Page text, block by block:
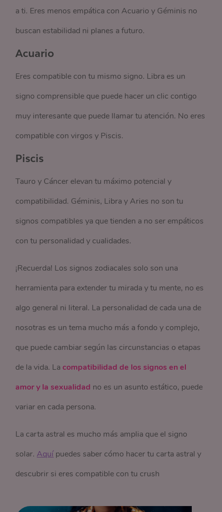
a ti. Eres menos empática con Acuario y Géminis no
buscan estabilidad ni planes a futuro.
Acuario
Eres compatible con tu mismo signo. Libra es un
signo comprensible que puede hacer un clic contigo
muy interesante que puede llamar tu atención. No eres
compatible con virgos y Piscis.
Piscis
Tauro y Cáncer elevan tu máximo potencial y
compatibilidad. Géminis, Libra y Aries no son tu
signos compatibles ya que tienden a no ser empáticos
con tu personalidad y cualidades.
¡Recuerda! Los signos zodiacales solo son una
herramienta para extender tu mirada y tu mente, no es
algo general ni literal. La personalidad de cada una de
nosotras es un tema mucho más a fondo y complejo,
que puede cambiar según las circunstancias o etapas
de la vida. Lacompatibilidad de los signos en el
amor y la sexualidad no es un asunto estático, puede
variar en cada persona.
La carta astral es mucho más amplia que el signo
solar.Aquípuedes saber cómo hacer tu carta astral y
descubrir si eres compatible con tu crush